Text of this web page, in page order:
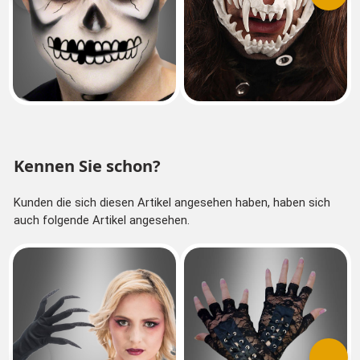
Kennen Sie schon?
Kunden die sich diesen Artikel angesehen haben, haben sich
auch folgende Artikel angesehen.